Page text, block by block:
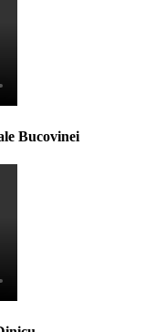
Bucovinei